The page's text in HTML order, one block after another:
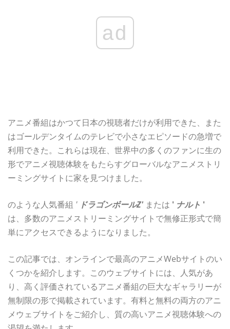
ad
アニメ番組はかつて日本の視聴者だけが利用できた、また
はゴールデンタイムのテレビで小さなエピソードの急増で
利用できた。これらは現在、世界中の多くのファンに生の
形でアニメ視聴体験をもたらすグローバルなアニメストリ
ーミングサイトに家を見つけました。
のような人気番組 ' ドラゴンボールZ' または ' ナルト '
は、多数のアニメストリーミングサイトで無修正形式で簡
単にアクセスできるようになりました。
この記事では、オンラインで最高のアニメWebサイトのい
くつかを紹介します。このウェブサイトには、人気があ
り、高く評価されているアニメ番組の巨大なギャラリーが
無制限の形で掲載されています。有料と無料の両方のアニ
メウェブサイトをご紹介し、質の高いアニメ視聴体験への